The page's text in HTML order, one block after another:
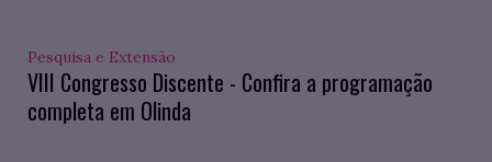
Pesquisa e Extensão
VIII Congresso Discente - Confira a programação
completa em Olinda